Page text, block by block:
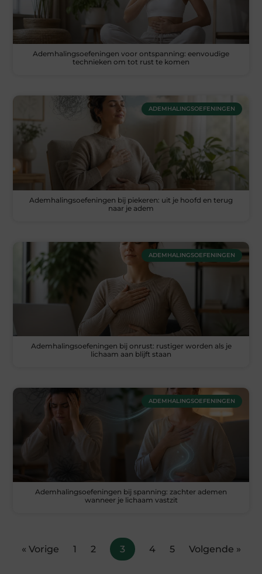
Ademhalingsoefeningen voor ontspanning: eenvoudige
technieken om tot rust te komen
ADEMHALINGSOEFENINGEN
Ademhalingsoefeningen bij piekeren: uit je hoofd en terug
naar je adem
ADEMHALINGSOEFENINGEN
Ademhalingsoefeningen bij onrust: rustiger worden als je
lichaam aan blijft staan
ADEMHALINGSOEFENINGEN
Ademhalingsoefeningen bij spanning: zachter ademen
wanneer je lichaam vastzit
« Vorige 1 2 3 4 5 Volgende »